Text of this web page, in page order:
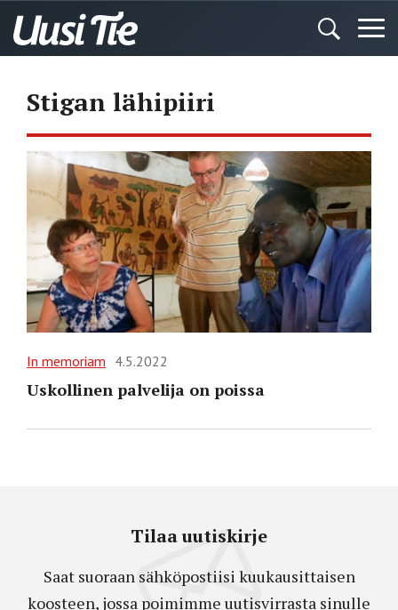
Stigan lähipiiri
In memoriam 4.5.2022
Uskollinen palvelija on poissa
Tilaa uutiskirje
Saat suoraan sähköpostiisi kuukausittaisen
koosteen, jossa poimimme uutisvirrasta sinulle